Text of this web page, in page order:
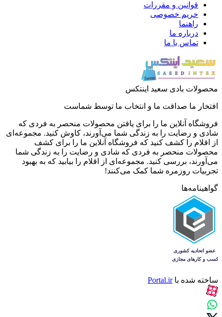
قوانین و مقررات
حریم خصوصی
راهنما
درباره ما
تماس با ما
محصولات بادی سعید اینتکس
افتخار ما صداقت ما و انتخاب ما توسط شماست
فروشگاه آنلاین ما را برای یافتن محصولات منحصر به فردی که
شادی و رضایت را به زندگی شما می‌آورند، کاوش کنید. مجموعه‌ای
از اقلام را کشف کنید که فروشگاه آنلاین ما را برای کشف
محصولات منحصر به فردی که شادی و رضایت را به زندگی شما
می‌آورند، بررسی کنید. مجموعه‌ای از اقلام را بیابید که به بهبود
تجربیات روزمره شما کمک می‌کنند!
گواهینامه‌ها
ساخته شده باPortal.ir